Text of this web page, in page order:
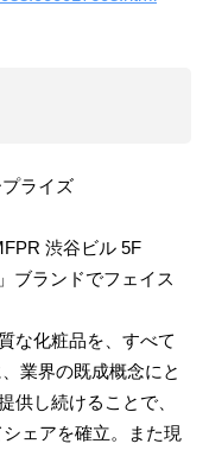
ライズ
渋谷ビル 5F
ブランドでフェイス
な化粧品を、すべて
業界の既成概念にと
供し続けることで、
ェアを確立。また現